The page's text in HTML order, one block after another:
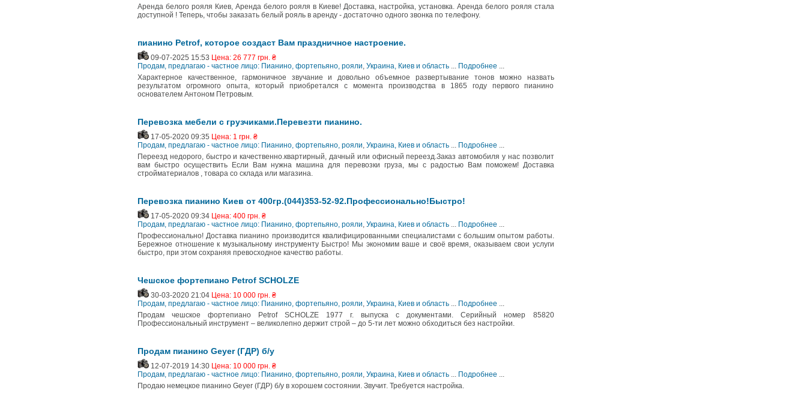
Аренда белого рояля Киев, Аренда белого рояля в Киеве! Доставка, настройка, установка. Аренда белого рояля стала
доступной ! Теперь, чтобы заказать белый рояль в аренду - достаточно одного звонка по телефону.
пианино Petrof, которое создаст Вам праздничное настроение.
09-07-2025 15:53 Цена: 26 777 грн. ₴
Продам, предлагаю - частное лицо: Пианино, фортепьяно, рояли, Украина, Киев и область ... Подробнее ...
Характерное качественное, гармоничное звучание и довольно объемное развертывание тонов можно назвать
результатом огромного опыта, который приобретался с момента производства в 1865 году первого пианино
основателем Антоном Петровым.
Перевозка мебели с грузчиками.Перевезти пианино.
17-05-2020 09:35 Цена: 1 грн. ₴
Продам, предлагаю - частное лицо: Пианино, фортепьяно, рояли, Украина, Киев и область ... Подробнее ...
Переезд недорого, быстро и качественно.квартирный, дачный или офисный переезд.Заказ автомобиля у нас позволит
вам быстро осуществить Если Вам нужна машина для перевозки груза, мы с радостью Вам поможем! Доставка
стройматериалов , товара со склада или магазина.
Перевозка пианино Киев от 400гр.(044)353-52-92.Профессионально!Быстро!
17-05-2020 09:34 Цена: 400 грн. ₴
Продам, предлагаю - частное лицо: Пианино, фортепьяно, рояли, Украина, Киев и область ... Подробнее ...
Профессионально! Доставка пианино производится квалифицированными специалистами с большим опытом работы.
Бережное отношение к музыкальному инструменту Быстро! Мы экономим ваше и своё время, оказываем свои услуги
быстро, при этом сохраняя превосходное качество работы.
Чешское фортепиано Petrof SCHOLZE
30-03-2020 21:04 Цена: 10 000 грн. ₴
Продам, предлагаю - частное лицо: Пианино, фортепьяно, рояли, Украина, Киев и область ... Подробнее ...
Продам чешское фортепиано Petrof SCHOLZE 1977 г. выпуска с документами. Серийный номер 85820
Профессиональный инструмент – великолепно держит строй – до 5-ти лет можно обходиться без настройки.
Продам пианино Geyer (ГДР) б/у
12-07-2019 14:30 Цена: 10 000 грн. ₴
Продам, предлагаю - частное лицо: Пианино, фортепьяно, рояли, Украина, Киев и область ... Подробнее ...
Продаю немецкое пианино Geyer (ГДР) б/у в хорошем состоянии. Звучит. Требуется настройка.